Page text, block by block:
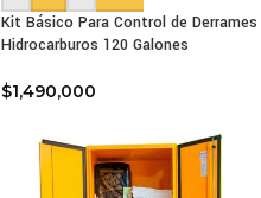
Kit Básico Para Control de Derrames
Hidrocarburos 120 Galones
$1,490,000